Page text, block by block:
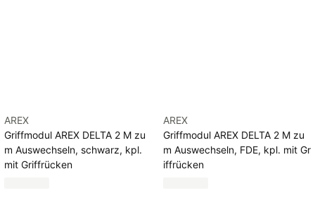
AREX
Griffmodul AREX DELTA 2 M zu
m Auswechseln, schwarz, kpl.
mit Griffrücken
AREX
Griffmodul AREX DELTA 2 M zu
m Auswechseln, FDE, kpl. mit Gr
iffrücken